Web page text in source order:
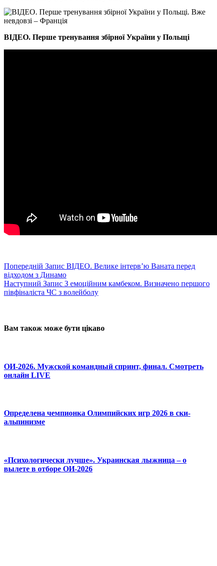
ВІДЕО. Перше тренування збірної України у Польщі
Попередній Запис ВІДЕО. Велике інтервʼю Ваната перед
відходом з Динамо
Наступний Запис З емоційним камбеком. Визначено першого
півфіналіста ЧС з волейболу
Вам також може бути цікаво
ОИ-2026. Мужской командный спринт, финал. Смотреть
онлайн LIVE
Определена чемпионка Олимпийских игр 2026 в ски-
альпинизме
«Психологически лучше». Украинская лыжница – о
вылете в отборе ОИ-2026